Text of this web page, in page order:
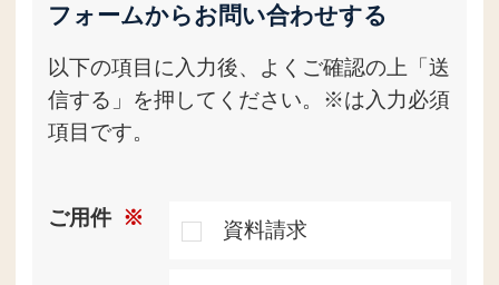
フォームからお問い合わせする
以下の項目に入力後、よくご確認の上「送
信する」を押してください。※は入力必須
項目です。
ご用件 ※
資料請求